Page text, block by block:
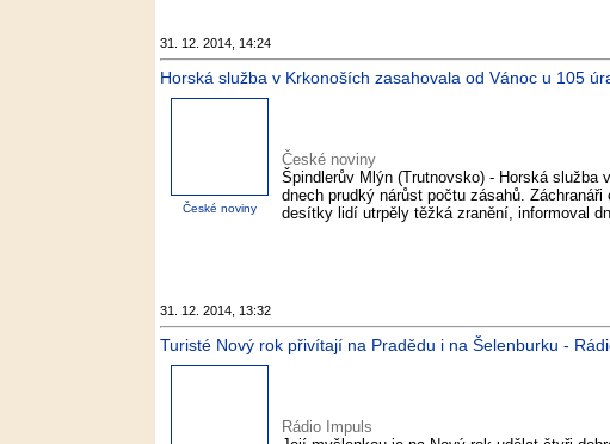
31. 12. 2014, 14:24
Horská služba v Krkonoších zasahovala od Vánoc u 105
České noviny
České noviny
Špindlerův Mlýn (Trutnovsko) - Horská služba
dnech prudký nárůst počtu zásahů.
desítky lidí utrpěly těžká zranění, informoval
31. 12. 2014, 13:32
Turisté Nový rok přivítají na Pradědu i na Šelenburku -
Rádio Impuls